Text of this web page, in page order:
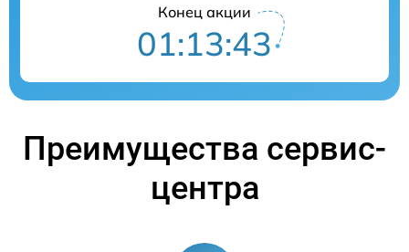
Конец акции
01:13:42
Преимущества сервис-
центра